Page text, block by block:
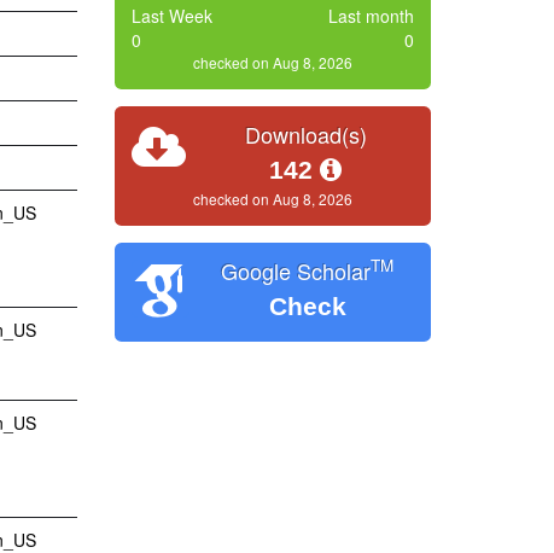
Last Week
0
Last month
0
checked on Aug 8, 2026
Download(s)
142
checked on Aug 8, 2026
Google ScholarTM
Check